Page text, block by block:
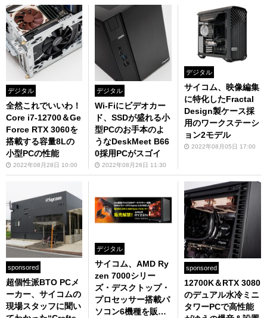
デジタル
全然これでいいわ！
Core i7-12700＆Ge
Force RTX 3060を
搭載する容量8Lの
小型PCの性能
2022年08月28日 10:00
デジタル
Wi-Fiにビデオカー
ド、SSDが盛れる小
型PCのお手本のよ
うなDeskMeet B66
0採用PCがスゴイ
2022年08月26日 11:30
デジタル
サイコム、映像編集
に特化したFractal
Design製ケース採
用のワークステーシ
ョン2モデル
2022年08月05日 17:00
sponsored
超個性派BTO PCメ
ーカー、サイコムの
現場スタッフに聞い
デジタル
サイコム、AMD Ry
zen 7000シリー
ズ・デスクトップ・
プロセッサー搭載パ
ソコン6機種を販売
sponsored
12700K＆RTX 3080
のデュアル水冷ミニ
タワーPCで高性能